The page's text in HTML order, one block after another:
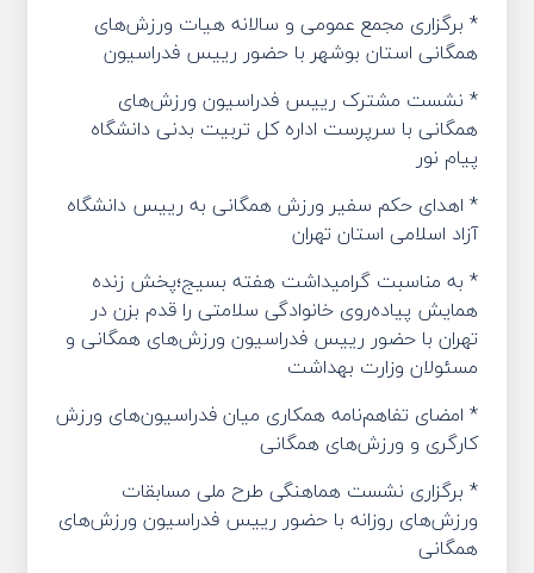
* برگزاری مجمع عمومی و سالانه هیات ورزش‌‌های
همگانی استان بوشهر با حضور رییس فدراسیون
* نشست مشترک رییس فدراسیون ورزش‌های
همگانی با سرپرست اداره کل تربیت بدنی دانشگاه
پیام نور
* اهدای حکم سفیر ورزش همگانی به رییس دانشگاه
آزاد اسلامی استان تهران
* به مناسبت گرامیداشت هفته بسیج؛پخش زنده
همایش پیاده‌روی خانوادگی سلامتی را قدم بزن در
تهران با حضور رییس فدراسیون ورزش‌های همگانی و
مسئولان وزارت بهداشت
* امضای تفاهم‌نامه همکاری میان فدراسیون‌‌های ورزش
کارگری و ورزش‌های همگانی
* برگزاری نشست هماهنگی طرح ملی مسابقات
ورزش‌های روزانه با حضور رییس فدراسیون ورزش‌های
همگانی